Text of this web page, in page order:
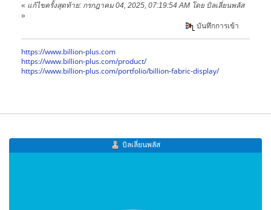
« แก้ไขครั้งสุดท้าย: กรกฎาคม 04, 2025, 07:19:54 AM โดย บิลเลี่ยนพลัส
»
บันทึกการเข้า
https://www.billion-plus.com
https://www.billion-plus.com/product/
https://www.billion-plus.com/portfolio/billion-fabric-display/
บิลเลี่ยนพลัส